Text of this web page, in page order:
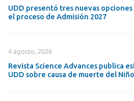
UDD presentó tres nuevas
el proceso de Admisión 2027
4 agosto, 2026
Revista Science Advances publica
UDD sobre causa de muerte del